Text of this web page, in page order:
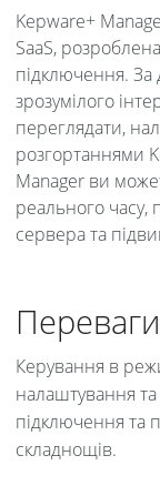
Kepware+
SaaS,
підключення. За
зрозумілого
переглядати,
розгортаннями
Manager ви
реального
сервера та
Переваги
Керування в
налаштування
підключення та
складнощів.